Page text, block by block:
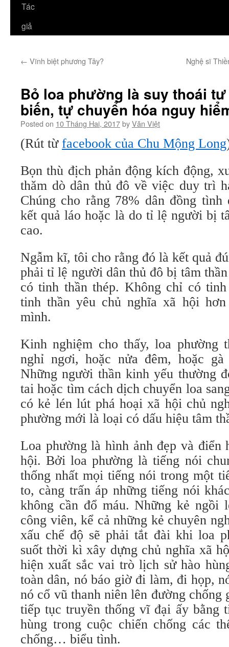
Tác
giả
← Vĩnh biệt phương Tây? Nghệ sĩ
Bỏ loa phường là suy thoái
biến, tự chuyển hóa nguy
Posted on 10 Tháng Hai, 2017byVăn Việt
(Rút từ facebook của Chu Mộng Long
Bọn thù địch phản động kích động,
thăm dò dân thủ đô về việc duy trì
Chúng cho rằng 78% dân đồng
kết quả láo hoặc là do tỉ lệ người bị
cao.
Ngẫm kĩ, tôi cho rằng đó là kết quả
phải tỉ lệ người dân thủ đô bị tâm
có tinh thần thép. Không chỉ có
tinh thần yêu chủ nghĩa xã hội
mình.
Kinh nghiệm cho thấy, loa phường
nghỉ ngơi, hoặc nửa đêm, hoặc
Những người thần kinh yếu thường
tai hoặc tìm cách dịch chuyển loa
có kẻ lén lút phá hoại xã hội chủ
phường mới là loại có dấu hiệu tâm
Loa phường là hình ảnh đẹp và điển
hội. Bởi loa phường là tiếng nói
thống nhất mọi tiếng nói trong một
to, càng trấn áp những tiếng nói
không cần đổ máu. Những kẻ ngồi
công viên, kể cả những kẻ chuyên
xấu chế độ sẽ phải tắt đài khi loa
suốt thời kì xây dựng chủ nghĩa xã
hiện xuất sắc vai trò lịch sử hào
toàn dân, nó báo giờ đi làm, đi họp,
nó cổ vũ thanh niên lên đường chống
tiếp tục truyền thống vĩ đại ấy bằng
hùng trong cuộc chiến chống các
chống… biểu tình.